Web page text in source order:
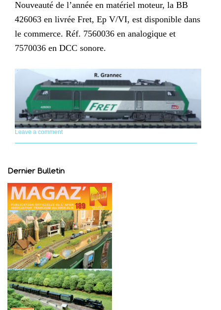
Nouveauté de l’année en matériel moteur, la BB
426063 en livrée Fret, Ep V/VI, est disponible dans
le commerce. Réf. 7560036 en analogique et
7570036 en DCC sonore.
Leave a comment
Dernier Bulletin